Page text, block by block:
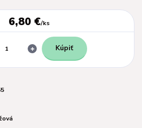
6,80 €/ks
Kúpiť